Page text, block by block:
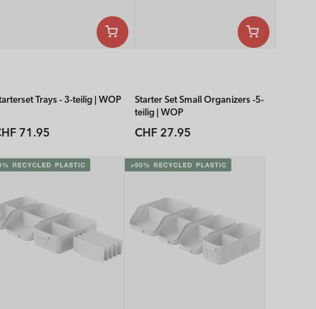
Trays - 3-teilig | WOP
71.95
Starter Set Small Organizers -5-
teilig | WOP
Normaler
CHF 27.95